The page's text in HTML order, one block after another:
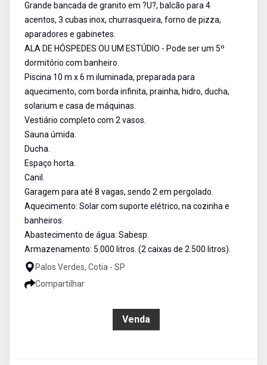
Grande bancada de granito em ?U?, balcão para 4
acentos, 3 cubas inox, churrasqueira, forno de pizza,
aparadores e gabinetes.
ALA DE HÓSPEDES OU UM ESTÚDIO - Pode ser um 5º
dormitório com banheiro.
Piscina 10 m x 6 m iluminada, preparada para
aquecimento, com borda infinita, prainha, hidro, ducha,
solarium e casa de máquinas.
Vestiário completo com 2 vasos.
Sauna úmida.
Ducha.
Espaço horta.
Canil.
Garagem para até 8 vagas, sendo 2 em pergolado.
Aquecimento: Solar com suporte elétrico, na cozinha e
banheiros.
Abastecimento de água: Sabesp.
Armazenamento: 5.000 litros. (2 caixas de 2.500 litros).
Palos Verdes, Cotia - SP
Compartilhar
Venda